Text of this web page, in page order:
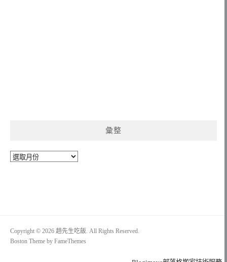
彙整
彙
Copyright © 2026 趙先生吃飯. All Rights Reserved.
Boston Theme by FameThemes